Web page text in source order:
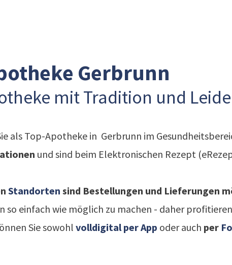
Ger­brunn
mit Tradition und
als Top-Apotheke in Gerbrunn im
und sind beim Elektronischen Rezept
Standorten sind Bestellungen und Lieferungen
so einfach wie möglich zu machen - daher
Sie sowohl volldigital per App oder auch per